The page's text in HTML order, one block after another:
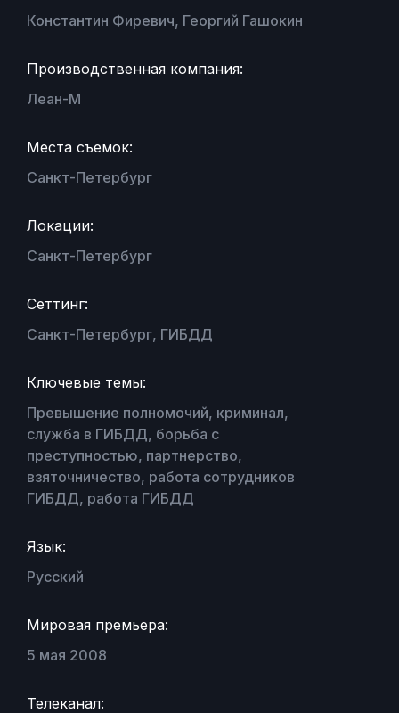
Константин Фиревич, Георгий Гашокин
Производственная компания:
Леан-М
Места съемок:
Санкт-Петербург
Локации:
Санкт-Петербург
Сеттинг:
Санкт-Петербург, ГИБДД
Ключевые темы:
Превышение полномочий, криминал,
служба в ГИБДД, борьба с
преступностью, партнерство,
взяточничество, работа сотрудников
ГИБДД, работа ГИБДД
Язык:
Русский
Мировая премьера:
5 мая 2008
Телеканал: